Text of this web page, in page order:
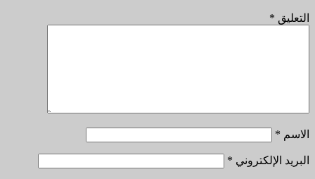
التعليق *
الاسم *
البريد الإلكتروني *